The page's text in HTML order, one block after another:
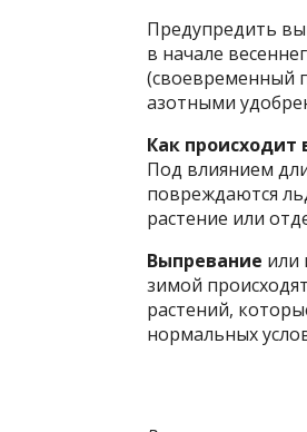
Предупредить
в начале
(своевременный
азотными
Как происходит
Под влиянием
повреждаются
растение или
Выпревание или
зимой
растений,
нормальных